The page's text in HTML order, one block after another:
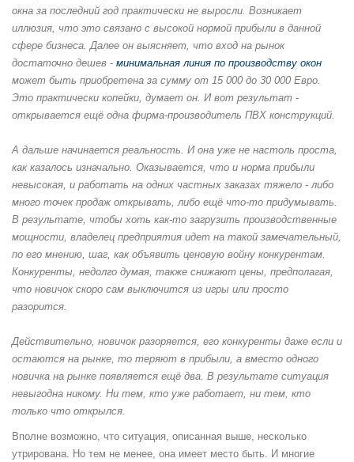
окна за последний год практически не выросли. Возникает
иллюзия, что это связано с высокой нормой прибыли в данной
сфере бизнеса. Далее он выясняет, что вход на рынок
достаточно дешев - минимальная линия по производству окон
может быть приобретена за сумму от 15 000 до 30 000 Евро.
Это практически копейки, думает он. И вот результат -
открывается ещё одна фирма-производитель ПВХ конструкций.
А дальше начинается реальность. И она уже не настоль проста,
как казалось изначально. Оказывается, что и норма прибыли
невысокая, и работать на одних частных заказах тяжело - либо
много точек продаж открывать, либо ещё что-то придумывать.
В результате, чтобы хоть как-то загрузить производственные
мощности, владелец предприятия идет на такой замечательный,
по его мнению, шаг, как объявить ценовую войну конкурентам.
Конкуренты, недолго думая, также снижают цены, предполагая,
что новичок скоро сам выключится из игры или просто
разорится.
Действительно, новичок разоряется, его конкуренты даже если и
остаются на рынке, то теряют в прибыли, а вместо одного
новичка на рынке появляется ещё два. В результате ситуация
невыгодна никому. Ни тем, кто уже работает, ни тем, кто
только что открылся.
Вполне возможно, что ситуация, описанная выше, несколько
утрирована. Но тем не менее, она имеет место быть. И многие